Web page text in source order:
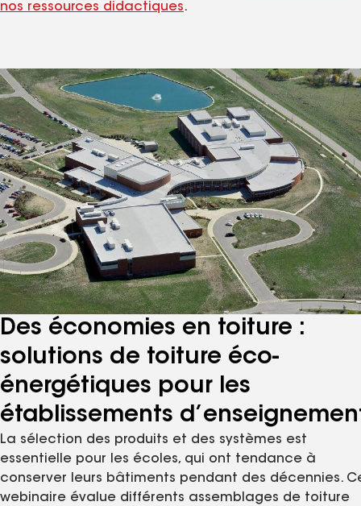
nos ressources didactiques.
Des économies en toiture :
solutions de toiture éco-
énergétiques pour les
établissements
La sélection des produits et des systèmes est
essentielle pour les écoles, qui ont tendance à
conserver leurs bâtiments pendant des décennies.
webinaire évalue différents assemblages de toiture